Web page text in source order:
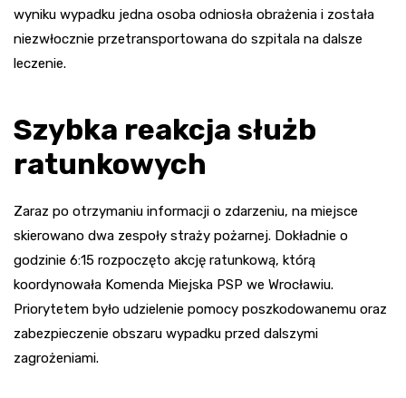
wyniku wypadku jedna osoba odniosła obrażenia i została
niezwłocznie przetransportowana do szpitala na dalsze
leczenie.
Szybka reakcja służb
ratunkowych
Zaraz po otrzymaniu informacji o zdarzeniu, na miejsce
skierowano dwa zespoły straży pożarnej. Dokładnie o
godzinie 6:15 rozpoczęto akcję ratunkową, którą
koordynowała Komenda Miejska PSP we Wrocławiu.
Priorytetem było udzielenie pomocy poszkodowanemu oraz
zabezpieczenie obszaru wypadku przed dalszymi
zagrożeniami.